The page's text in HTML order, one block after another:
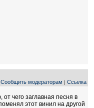
Сообщить модераторам | Ссылка
чего заглавная песня в
этот винил на другой